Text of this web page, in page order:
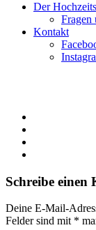
Der
Fragen
Kontakt
Schreibe einen
Deine E-Mail-
Felder sind mit *